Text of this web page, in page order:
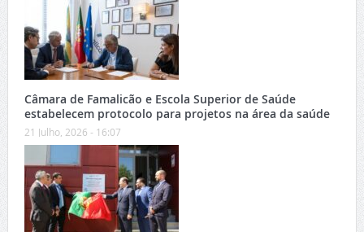
Câmara de Famalicão e Escola Superior de Saúde
estabelecem protocolo para projetos na área da saúde
21 Julho, 2026 - 16:07